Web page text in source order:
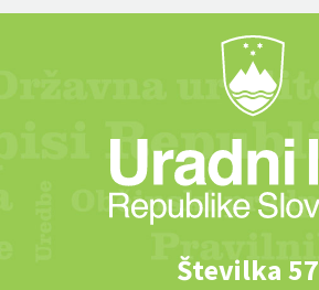
Številka 57